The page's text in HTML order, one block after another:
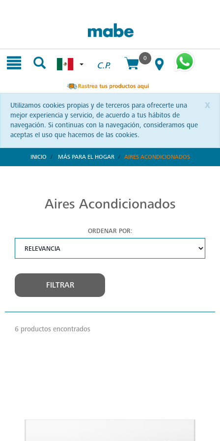
C.P.
0
x
Utilizamos cookies propias y de terceros para ofrecerte una
mejor experiencia y servicio, de acuerdo a tus hábitos de
navegación. Si continuas con la navegación, consideramos que
aceptas el uso que hacemos de las cookies.
INICIO MÁS PARA EL HOGAR AIRES ACONDICIONADOS
Aires Acondicionados
ORDENAR POR:
FILTRAR
6 productos encontrados